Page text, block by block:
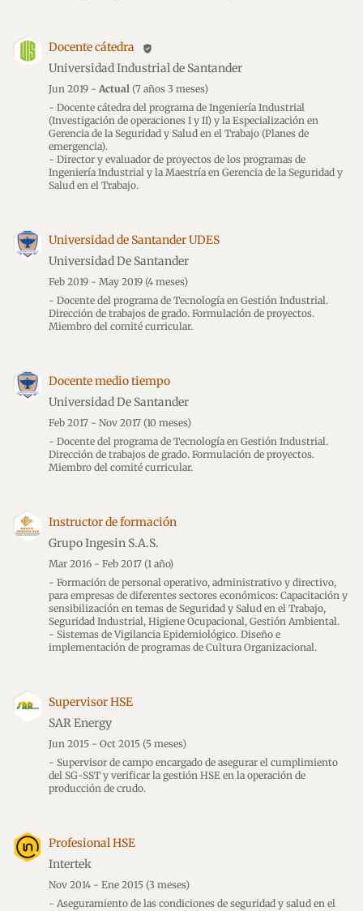
Docente cátedra verified_user
Universidad Industrial de Santander
Jun 2019 - Actual (7 años 3 meses)
- Docente cátedra del programa de Ingeniería Industrial
(Investigación de operaciones I y II) y la Especialización en
Gerencia de la Seguridad y Salud en el Trabajo (Planes de
emergencia).
- Director y evaluador de proyectos de los programas de
Ingeniería Industrial y la Maestría en Gerencia de la Seguridad y
Salud en el Trabajo.
Universidad de Santander UDES
Universidad De Santander
Feb 2019 - May 2019 (4 meses)
- Docente del programa de Tecnología en Gestión Industrial.
Dirección de trabajos de grado. Formulación de proyectos.
Miembro del comité curricular.
Docente medio tiempo
Universidad De Santander
Feb 2017 - Nov 2017 (10 meses)
- Docente del programa de Tecnología en Gestión Industrial.
Dirección de trabajos de grado. Formulación de proyectos.
Miembro del comité curricular.
Instructor de formación
Grupo Ingesin S.A.S.
Mar 2016 - Feb 2017 (1 año)
- Formación de personal operativo, administrativo y directivo,
para empresas de diferentes sectores económicos: Capacitación y
sensibilización en temas de Seguridad y Salud en el Trabajo,
Seguridad Industrial, Higiene Ocupacional, Gestión Ambiental.
- Sistemas de Vigilancia Epidemiológico. Diseño e
implementación de programas de Cultura Organizacional.
Supervisor HSE
SAR Energy
Jun 2015 - Oct 2015 (5 meses)
- Supervisor de campo encargado de asegurar el cumplimiento
del SG-SST y verificar la gestión HSE en la operación de
producción de crudo.
Profesional HSE
Intertek
Nov 2014 - Ene 2015 (3 meses)
- Aseguramiento de las condiciones de seguridad y salud en el